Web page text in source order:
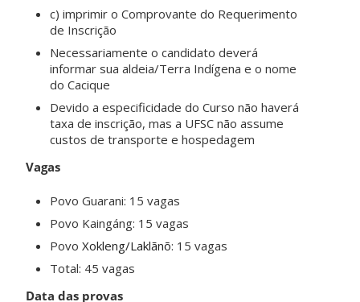
c) imprimir o Comprovante do Requerimento
de Inscrição
Necessariamente o candidato deverá
informar sua aldeia/Terra Indígena e o nome
do Cacique
Devido a especificidade do Curso não haverá
taxa de inscrição, mas a UFSC não assume
custos de transporte e hospedagem
Vagas
Povo Guarani: 15 vagas
Povo Kaingáng: 15 vagas
PovoXokleng/Laklãnõ: 15 vagas
Total: 45 vagas
Data das provas